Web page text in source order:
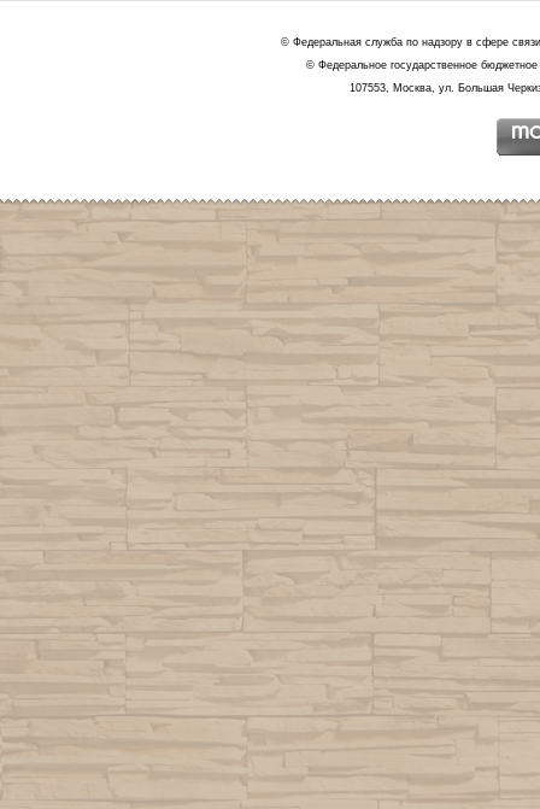
© Федеральная служба по надзору в сфере
© Федеральное государственное
107553, Москва, ул. Большая